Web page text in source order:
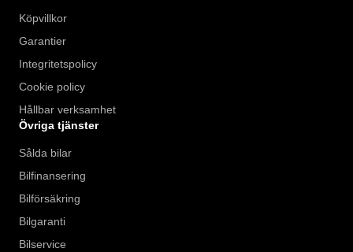
Köpvillkor
Garantier
Integritetspolicy
Cookie policy
Hållbar verksamhet
Övriga tjänster
Sålda bilar
Bilfinansering
Bilförsäkring
Bilgaranti
Bilservice